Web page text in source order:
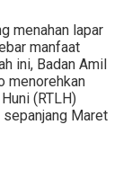
menahan lapar
manfaat
ini, Badan Amil
menorehkan
(RTLH)
Maret